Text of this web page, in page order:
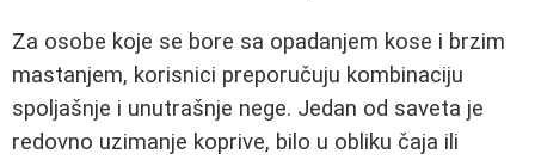
Za osobe koje se bore sa opadanjem kose i brzim
mastanjem, korisnici preporučuju kombinaciju
spoljašnje i unutrašnje nege. Jedan od saveta je
redovno uzimanje koprive, bilo u obliku čaja ili